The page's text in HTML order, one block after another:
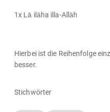
1x Lā ilāha illa-Allāh
Hierbei ist die Reihenfolge
besser.
Stichwörter